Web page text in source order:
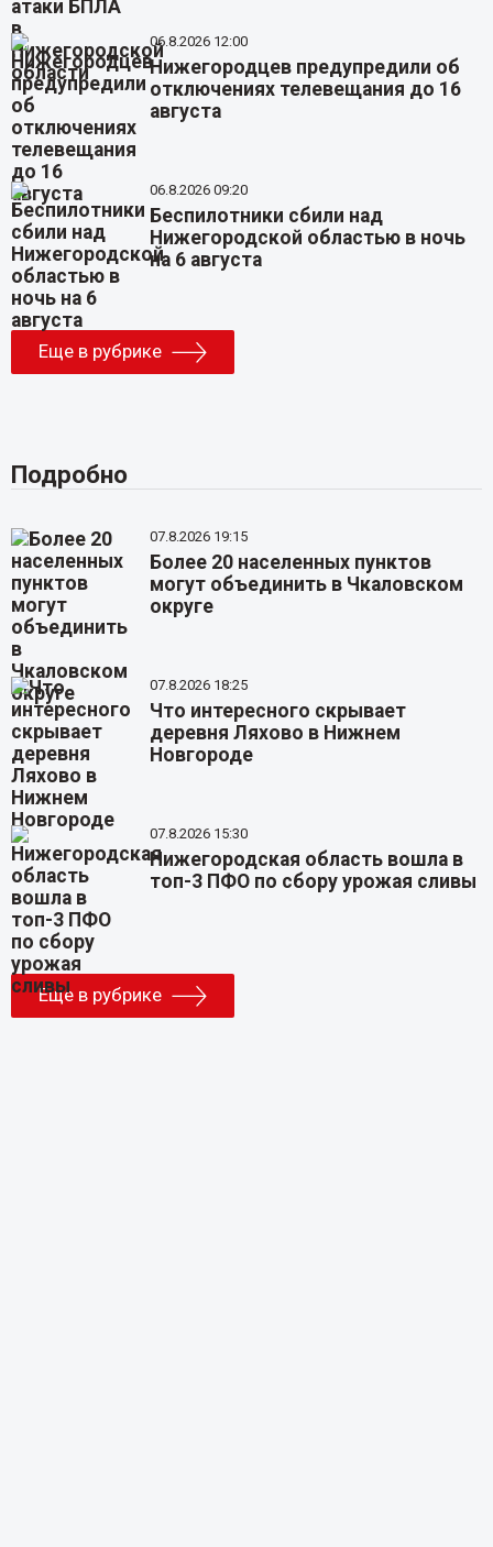
06.8.2026 12:00
Нижегородцев предупредили об
отключениях телевещания до 16
августа
06.8.2026 09:20
Беспилотники сбили над
Нижегородской областью в ночь
на 6 августа
Еще в рубрике
Подробно
07.8.2026 19:15
Более 20 населенных пунктов
могут объединить в Чкаловском
округе
07.8.2026 18:25
Что интересного скрывает
деревня Ляхово в Нижнем
Новгороде
07.8.2026 15:30
Нижегородская область вошла в
топ-3 ПФО по сбору урожая сливы
Еще в рубрике